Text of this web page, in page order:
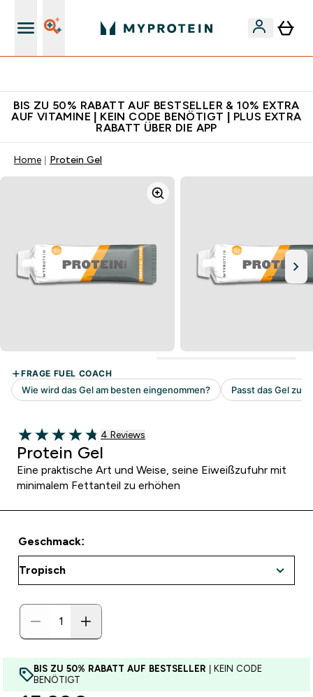
BIS ZU 50% RABATT AUF BESTSELLER & 10% EXTRA
AUF VITAMINE | KEIN CODE BENÖTIGT | PLUS EXTRA
RABATT ÜBER DIE APP
Home Protein Gel
4.75 out of 5 stars
4 customer reviews
4 Reviews
Protein Gel
Eine praktische Art und Weise, seine Eiweißzufuhr mit
minimalem Fettanteil zu erhöhen
Geschmack:
BIS ZU 50% RABATT AUF BESTSELLER | KEIN CODE
BENÖTIGT